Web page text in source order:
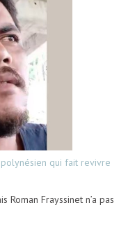
qui fait revivre
Roman Frayssinet n’a pas